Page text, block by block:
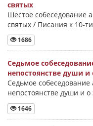
святых
Шестое
святых / Писания к 10-
1686
Седьмое
непостоянстве души и
Седьмое
непостоянстве души и о
1646